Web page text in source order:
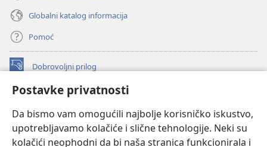
Postavke privatnosti
Da bismo vam omogućili najbolje korisničko iskustvo,
upotrebljavamo kolačiće i slične tehnologije. Neki su
kolačići neophodni da bi naša stranica funkcionirala i
Globalni katalog informacija
Pomoć
Dobrovoljni prilog
(otvara
novi
INTERNETSKA BIBLIOTEKA Watchtower
se
novi
prozor)
JW Hub
(otvara
se